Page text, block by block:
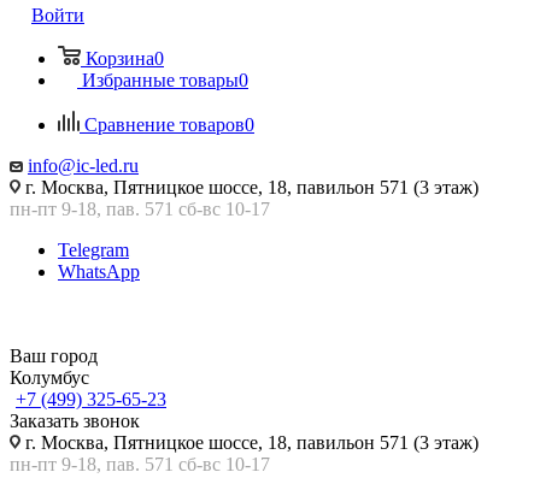
Войти
Корзина0
Избранные товары0
Сравнение товаров0
info@ic-led.ru
г. Москва, Пятницкое шоссе, 18, павильон 571 (3 этаж)
пн-пт 9-18, пав. 571 сб-вс 10-17
Telegram
WhatsApp
Ваш город
Колумбус
+7 (499) 325-65-23
Заказать звонок
г. Москва, Пятницкое шоссе, 18, павильон 571 (3 этаж)
пн-пт 9-18, пав. 571 сб-вс 10-17